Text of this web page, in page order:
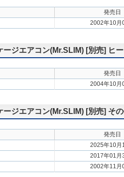
発売日
2002年10月
ージエアコン(Mr.SLIM) [別売] ヒ
発売日
2004年10月
ージエアコン(Mr.SLIM) [別売] そ
発売日
2025年10月
2017年01月
2002年11月